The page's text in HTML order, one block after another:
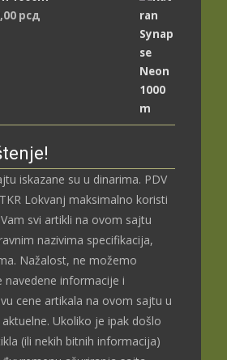
рсд
iskazane su u dinarima. PDV
Lokvanj maksimalno koristi
svi artikli na ovom sajtu
nazivima specifikacija,
Nažalost, ne možemo
navedene informacije i
cene artikala na ovom sajtu u
Ukoliko je ipak došlo
(ili nekih bitnih informacija)